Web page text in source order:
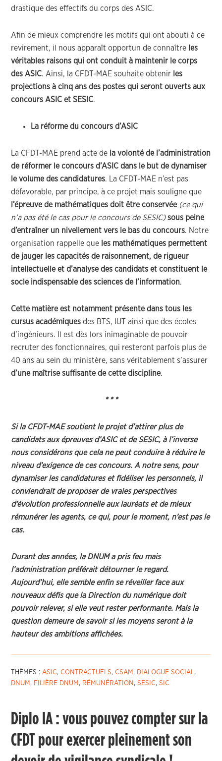
drastique des effectifs du corps des ASIC.
Afin de mieux comprendre les motifs qui ont abouti à ce
revirement, il nous apparaît opportun de connaître les
véritables raisons qui ont conduit à maintenir le corps
des ASIC. Ainsi, la CFDT-MAE souhaite obtenir les
projections à cinq ans des postes qui seront ouverts aux
concours ASIC et SESIC.
La réforme du concours d’ASIC
La CFDT-MAE prend acte de la volonté de l’administration
de réformer le concours d’ASIC dans le but de dynamiser
le volume des candidatures. La CFDT-MAE n’est pas
défavorable, par principe, à ce projet mais souligne que
l’épreuve de mathématiques doit être conservée (ce qui
n’a pas été le cas pour le concours de SESIC)sous peine
d’entraîner un nivellement vers le bas du concours. Notre
organisation rappelle que les mathématiques permettent
de jauger les capacités de raisonnement, de rigueur
intellectuelle et d’analyse des candidats et constituent le
socle indispensable des sciences de l’information.
Cette matière est notamment présente dans tous les
cursus académiques des BTS, IUT ainsi que des écoles
d’ingénieurs. Il est dès lors inimaginable de pouvoir
recruter des fonctionnaires, qui resteront parfois plus de
40 ans au sein du ministère, sans véritablement s’assurer
d’une maîtrise suffisante de cette discipline.
* * *
Si la CFDT-MAE soutient le projet d’attirer plus de
candidats aux épreuves d’ASIC et de SESIC, à l’inverse
nous considérons que cela ne peut conduire à réduire le
niveau d’exigence de ces concours. A notre sens, pour
dynamiser les candidatures et fidéliser les personnels, il
conviendrait de proposer de vraies perspectives
d’évolution professionnelle aux lauréats et de mieux
rémunérer les agents, ce qui, pour le moment, n’est pas le
cas.
Durant des années, la DNUM a pris feu mais
l’administration préférait détourner le regard.
Aujourd’hui, elle semble enfin se réveiller face aux
nouveaux défis que la Direction du numérique doit
pouvoir relever, si elle veut rester performante. Mais la
question demeure de savoir si les moyens seront à la
hauteur des ambitions affichées.
THÈMES :ASIC,CONTRACTUELS,CSAM , DIALOGUE SOCIAL,
DNUM , FILIÈRE DNUM , RÉMUNÉRATION ,SESIC,SIC
Diplo IA : vous pouvez compter sur la
CFDT pour exercer pleinement son